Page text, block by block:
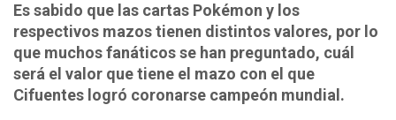
Es sabido que las cartas Pokémon y los
respectivos mazos tienen distintos valores, por lo
que muchos fanáticos se han preguntado, cuál
será el valor que tiene el mazo con el que
Cifuentes logró coronarse campeón mundial.